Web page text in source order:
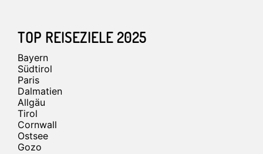
TOP REISEZIELE 2025
Bayern
Südtirol
Paris
Dalmatien
Allgäu
Tirol
Cornwall
Ostsee
Gozo